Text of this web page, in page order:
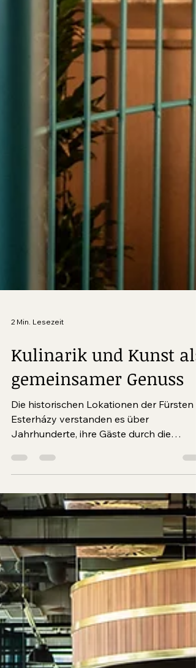
2 Min. Lesezeit
Kulinarik und Kunst als
gemeinsamer Genuss
Die historischen Lokationen der Fürsten
Jahrhunderte, ihre Gäste durch die
gekonnte Verbindung von Kulinarik,
und Einflüssen der Natur zu begeistern.
Dieser Tradition folgend, setzt Esterhazy
NOW Contemporary mit der Vergabe
Auftragswerken die Auseinandersetzung
zeitgenössischer Kunstschaffender mit
dem Terroir der Hospitality Betriebe fort.